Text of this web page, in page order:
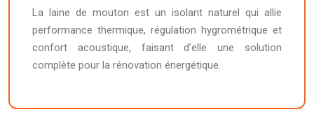
La laine de mouton est un isolant naturel qui allie
performance thermique, régulation hygrométrique et
confort acoustique, faisant d’elle une solution
complète pour la rénovation énergétique.